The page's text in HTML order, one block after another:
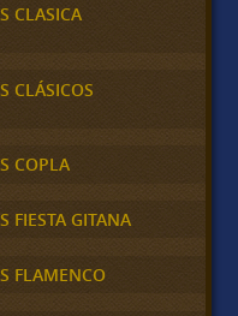
CLASICA
CLÁSICOS
COPLA
FIESTA GITANA
FLAMENCO